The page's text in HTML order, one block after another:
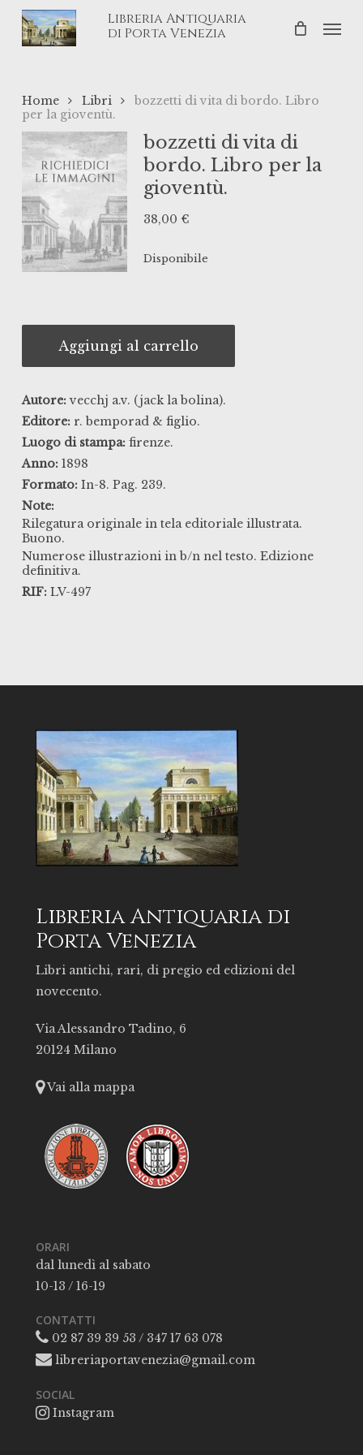
Skip
Libreria Antiquaria
di Porta Venezia
Home Libri
bozzetti di vita di bordo. Libro
per la gioventù.
bozzetti di vita di
bordo. Libro per la
gioventù.
38,00 €
Disponibile
Aggiungi al carrello
Autore: vecchj a.v. (jack la bolina).
Editore: r. bemporad & figlio.
Luogo di stampa: firenze.
Anno: 1898
Formato: In-8. Pag. 239.
Note:
Rilegatura originale in tela editoriale illustrata.
Buono.
Numerose illustrazioni in b/n nel testo. Edizione
definitiva.
RIF: LV-497
Libreria Antiquaria di
Porta Venezia
Libri antichi, rari, di pregio ed edizioni del
novecento.
Via Alessandro Tadino, 6
20124 Milano
Vai alla mappa
ORARI
dal lunedì al sabato
10-13 / 16-19
CONTATTI
02 87 39 39 53 / 347 17 63 078
libreriaportavenezia@gmail.com
SOCIAL
Instagram